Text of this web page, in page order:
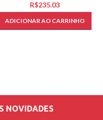
R$
ADICIONAR AO CARRINHO
NOVIDADES